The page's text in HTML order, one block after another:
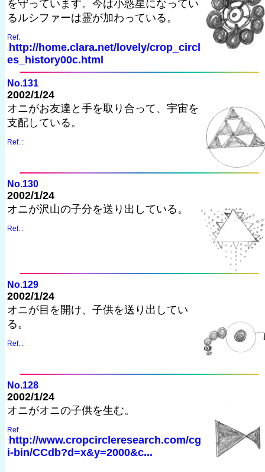
を守っています。今は小惑星になってい
るルシファーは霊が加わっている。
Ref.
: http://home.clara.net/lovely/crop_circl
es_history00c.html
No.131
2002/1/24
オニがお友達と手を取り合って、宇宙を
支配している。
Ref. :
No.130
2002/1/24
オニが沢山の子分を送り出している。
Ref. :
No.129
2002/1/24
オニが目を開け、子供を送り出してい
る。
Ref. :
No.128
2002/1/24
オニがオニの子供を生む。
Ref.
: http://www.cropcircleresearch.com/cg
i-bin/CCdb?d=x&y=2000&c...